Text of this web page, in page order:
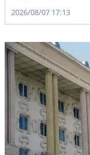
2026/08/07 17:13